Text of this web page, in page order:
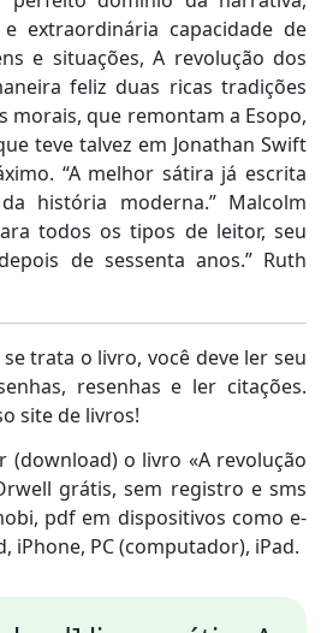
extraordinária capacidade de
e situações, A revolução dos
feliz duas ricas tradições
morais, que remontam a Esopo,
teve talvez em Jonathan Swift
“A melhor sátira já escrita
história moderna.” Malcolm
todos os tipos de leitor, seu
de sessenta anos.” Ruth
trata o livro, você deve ler seu
resenhas e ler citações.
site de livros!
(download) o livro «A revolução
grátis, sem registro e sms
pdf em dispositivos como e-
iPhone, PC (computador), iPad.